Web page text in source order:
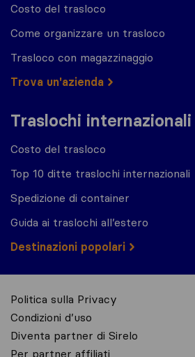
Costo del trasloco
Come organizzare un trasloco
Trasloco con magazzinaggio
Trova un'azienda
Traslochi internazionali
Costo del trasloco
Top 10 ditte traslochi internazionali
Spedizione di container
Guida ai traslochi all’estero
Destinazioni popolari
Politica sulla Privacy
Condizioni d’uso
Diventa partner di Sirelo
Per partner affiliati